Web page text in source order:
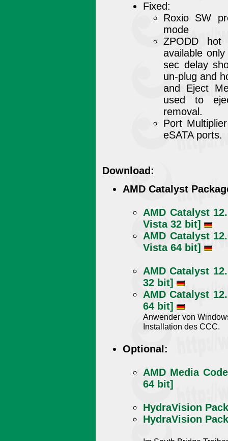
Fixed:
Roxio SW
mode
ZPODD hot
available
sec delay
un-plug and
and Eject
used to
removal.
Port
eSATA ports.
Download:
AMD Catalyst
AMD Catalyst
Vista 32 bit]
AMD Catalyst
Vista 64 bit]
AMD Catalyst
32 bit]
AMD Catalyst
64 bit]
Anwender von
Installation des CCC.
Optional:
AMD Media
64 bit]
HydraVision
HydraVision